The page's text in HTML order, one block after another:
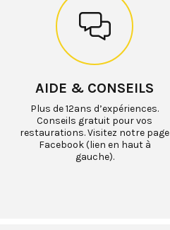
AIDE & CONSEILS
Plus de 12ans d’expériences.
Conseils gratuit pour vos
restaurations. Visitez notre page
Facebook (lien en haut à
gauche).